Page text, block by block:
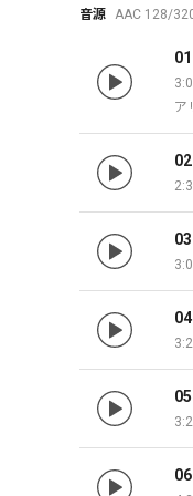
音源 AAC 128/
ア